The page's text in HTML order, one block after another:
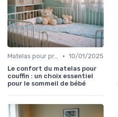
Matelas pour problèmes de dos • 10/01/2025
Le confort du matelas pour
couffin : un choix essentiel
pour le sommeil de bébé